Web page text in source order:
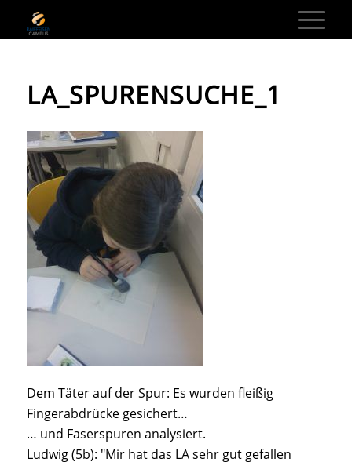
LA_SPURENSUCHE_1
Dem Täter auf der Spur: Es wurden fleißig
Fingerabdrücke gesichert…
… und Faserspuren analysiert.
Ludwig (5b): "Mir hat das LA sehr gut gefallen